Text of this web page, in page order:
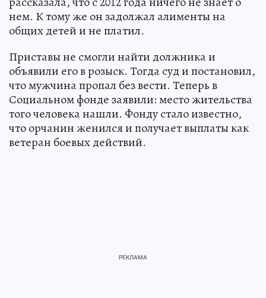
нем. К тому же он задолжал алименты на
общих детей и не платил.
Приставы не смогли найти должника и
объявили его в розыск. Тогда суд и постановил,
что мужчина пропал без вести. Теперь в
Социальном фонде заявили: место жительства
того человека нашли. Фонду стало известно,
что орчанин женился и получает выплаты как
ветеран боевых действий.